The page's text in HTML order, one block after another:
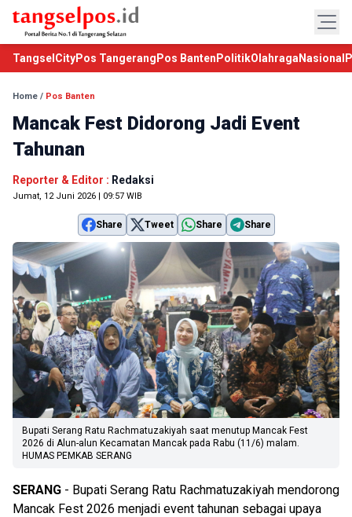
TangselCityPos Tangerang Pos Banten PolitikOlahraga Nasional
Home / Pos Banten
Mancak Fest Didorong Jadi Event
Tahunan
Reporter & Editor : Redaksi
Jumat, 12 Juni 2026 | 09:57 WIB
Share Tweet Share Share
Bupati Serang Ratu Rachmatuzakiyah saat menutup Mancak Fest
2026 di Alun-alun Kecamatan Mancak pada Rabu (11/6) malam.
HUMAS PEMKAB SERANG
SERANG - Bupati Serang Ratu Rachmatuzakiyah mendorong
Mancak Fest 2026 menjadi event tahunan sebagai upaya